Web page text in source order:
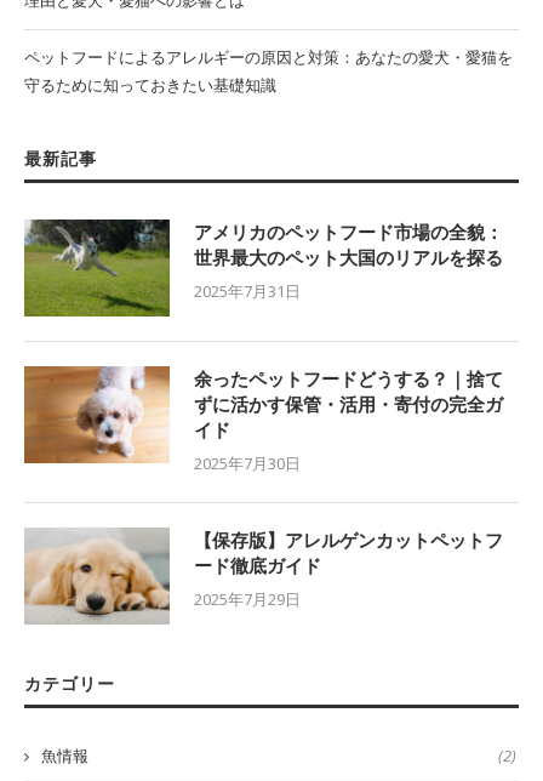
ペットフードによるアレルギーの原因と対策：あなたの愛犬・愛猫を
守るために知っておきたい基礎知識
最新記事
アメリカのペットフード市場の全貌：
世界最大のペット大国のリアルを探る
2025年7月31日
余ったペットフードどうする？｜捨て
ずに活かす保管・活用・寄付の完全ガ
イド
2025年7月30日
【保存版】アレルゲンカットペットフ
ード徹底ガイド
2025年7月29日
カテゴリー
魚情報 (2)